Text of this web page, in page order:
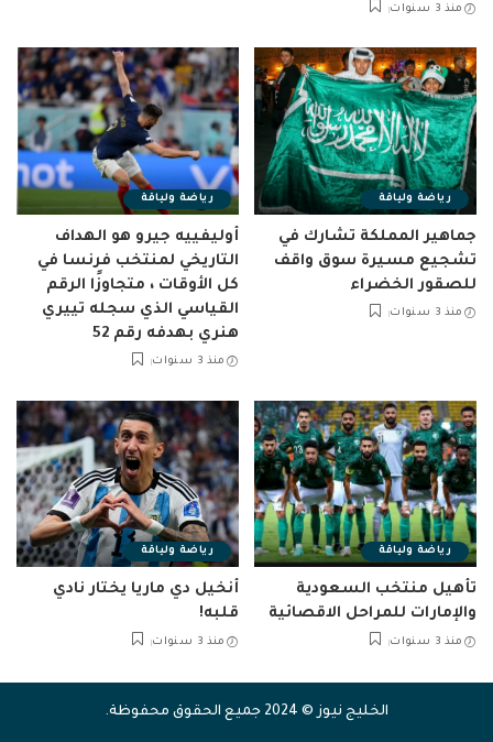
منذ 3 سنوات
رياضة ولياقة
جماهير المملكة تشارك في
تشجيع مسيرة سوق واقف
للصقور الخضراء
منذ 3 سنوات
رياضة ولياقة
أوليفييه جيرو هو الهداف
التاريخي لمنتخب فرنسا في
كل الأوقات ، متجاوزًا الرقم
القياسي الذي سجله تييري
هنري بهدفه رقم 52
منذ 3 سنوات
رياضة ولياقة
تأهيل منتخب السعودية
والإمارات للمراحل الاقصائية
منذ 3 سنوات
رياضة ولياقة
أنخيل دي ماريا يختار نادي
قلبه!
منذ 3 سنوات
الخليج نيوز © 2024 جميع الحقوق محفوظة.